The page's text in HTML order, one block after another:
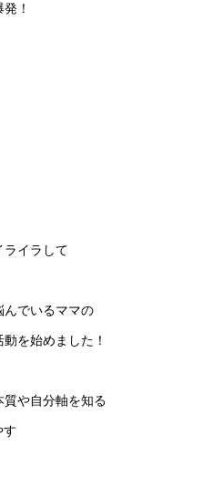
！
ライラして
んでいるママの
を始めました！
や自分軸を知る
す